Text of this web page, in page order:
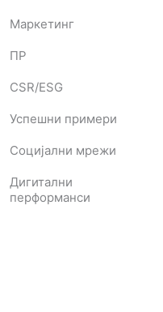
Маркетинг
ПР
CSR/ESG
Успешни примери
Социјални мрежи
Дигитални
перформанси